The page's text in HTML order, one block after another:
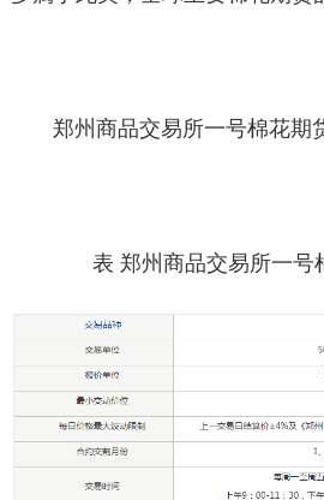
郑州商品交易所一号棉花期
表 郑州商品交易所一号